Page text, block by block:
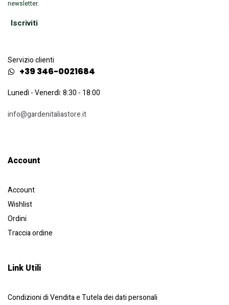
newsletter.
Servizio clienti
+39 346-0021684
Lunedì - Venerdì: 8:30 - 18:00
info@gardenitaliastore.it
Account​
Account
Wishlist
Ordini
Traccia ordine
Link Utili
Condizioni di Vendita e Tutela dei dati personali